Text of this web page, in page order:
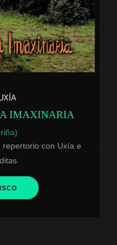
IMAXINARIA
repertorio con Uxía e